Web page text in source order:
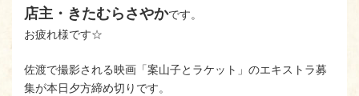
店主・きたむらさやかです。
お疲れ様です☆
佐渡で撮影される映画「案山子とラケット」のエキストラ募
集が本日夕方締め切りです。